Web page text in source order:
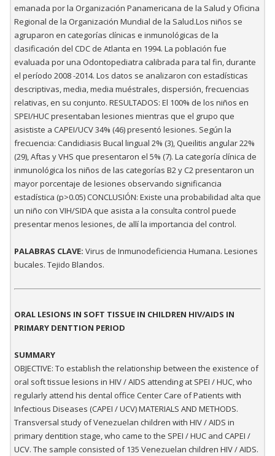
emanada por la Organización Panamericana de la Salud y Oficina
Regional de la Organización Mundial de la Salud.Los niños se
agruparon en categorías clínicas e inmunológicas de la
clasificación del CDC de Atlanta en 1994. La población fue
evaluada por una Odontopediatra calibrada para tal fin, durante
el período 2008 -2014. Los datos se analizaron con estadísticas
descriptivas, media, media muéstrales, dispersión, frecuencias
relativas, en su conjunto. RESULTADOS: El 100% de los niños en
SPEI/HUC presentaban lesiones mientras que el grupo que
asististe a CAPEI/UCV 34% (46) presentó lesiones. Según la
frecuencia: Candidiasis Bucal lingual 2% (3), Queilitis angular 22%
(29), Aftas y VHS que presentaron el 5% (7). La categoría clínica de
inmunológica los niños de las categorías B2 y C2 presentaron un
mayor porcentaje de lesiones observando significancia
estadística (p>0.05) CONCLUSIÓN: Existe una probabilidad alta que
un niño con VIH/SIDA que asista a la consulta control puede
presentar menos lesiones, de allí la importancia del control.
PALABRAS CLAVE: Virus de Inmunodeficiencia Humana. Lesiones
bucales. Tejido Blandos.
ORAL LESIONS IN SOFT TISSUE IN CHILDREN HIV/AIDS IN
PRIMARY DENTTION PERIOD
SUMMARY
OBJECTIVE: To establish the relationship between the existence of
oral soft tissue lesions in HIV / AIDS attending at SPEI / HUC, who
regularly attend his dental office Center Care of Patients with
Infectious Diseases (CAPEI / UCV) MATERIALS AND METHODS.
Transversal study of Venezuelan children with HIV / AIDS in
primary dentition stage, who came to the SPEI / HUC and CAPEI /
UCV. The sample consisted of 135 Venezuelan children HIV / AIDS.